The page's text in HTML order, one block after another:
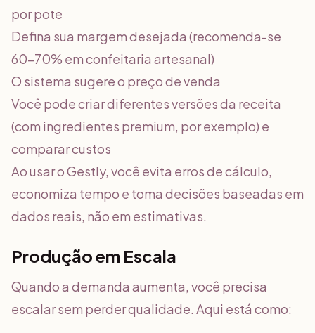
por pote
Defina sua margem desejada (recomenda-se
60-70% em confeitaria artesanal)
O sistema sugere o preço de venda
Você pode criar diferentes versões da receita
(com ingredientes premium, por exemplo) e
comparar custos
Ao usar o Gestly, você evita erros de cálculo,
economiza tempo e toma decisões baseadas em
dados reais, não em estimativas.
Produção em Escala
Quando a demanda aumenta, você precisa
escalar sem perder qualidade. Aqui está como: